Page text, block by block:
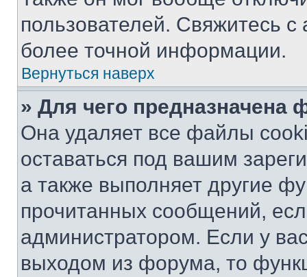
пользователей. Свяжитесь
более точной информации.
Вернуться наверх
» Для чего предназначена
Она удаляет все файлы
оставаться под вашим
а также выполняет другие
прочитанных сообщений,
администратором. Если у
выходом из форума, то